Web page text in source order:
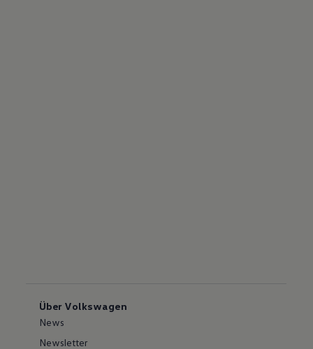
Über Volkswagen
News
Newsletter